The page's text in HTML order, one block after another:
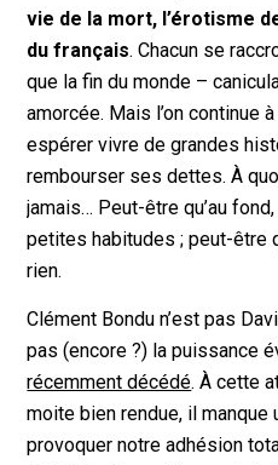
vie de la mort, l’érotisme
du français. Chacun se
que la fin du monde –
amorcée. Mais l’on continue
espérer vivre de grandes
rembourser ses dettes. À
jamais… Peut-être qu’au
petites habitudes ; peut-être
rien.
Clément Bondu n’est pas
pas (encore ?) la puissance
récemment décédé. À cette
moite bien rendue, il
provoquer notre adhésion